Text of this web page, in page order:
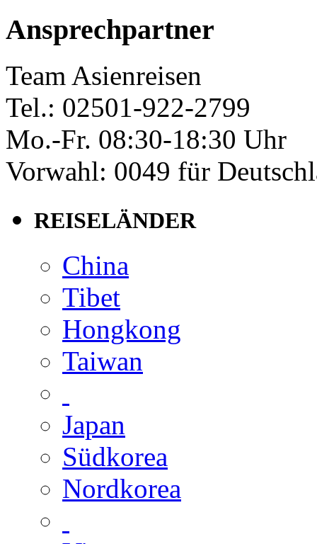
Ansprechpartner
Team Asienreisen
Tel.: 02501-922-2799
Mo.-Fr. 08:30-18:30 Uhr
Vorwahl: 0049 für
REISELÄNDER
China
Tibet
Hongkong
Taiwan
Japan
Südkorea
Nordkorea